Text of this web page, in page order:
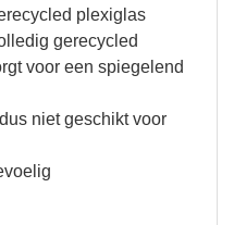
plexiglas
gerecycled
voor een spiegelend
niet geschikt voor